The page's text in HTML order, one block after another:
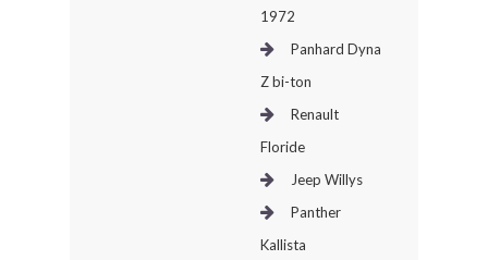
1972
Panhard Dyna
Z bi-ton
Renault
Floride
Jeep Willys
Panther
Kallista